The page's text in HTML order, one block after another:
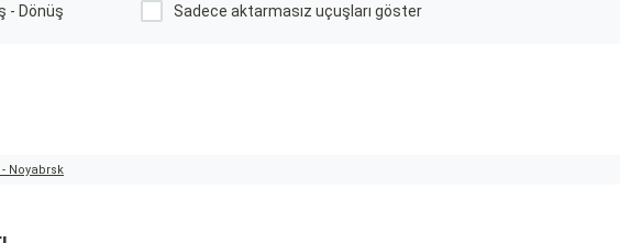
- Dönüş Sadece aktarmasız uçuşları göster
Noyabrsk